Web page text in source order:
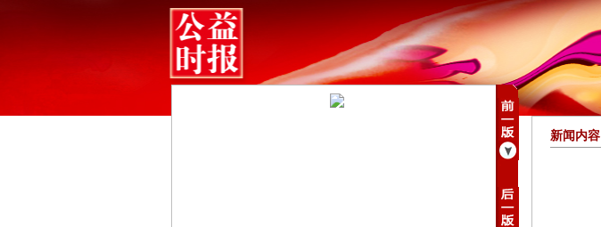
新闻内容